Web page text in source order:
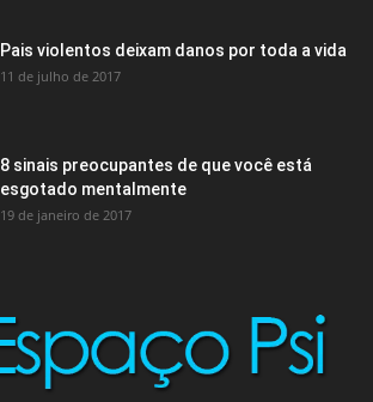
Pais violentos deixam danos por toda a vida
11 de julho de 2017
8 sinais preocupantes de que você está
esgotado mentalmente
19 de janeiro de 2017